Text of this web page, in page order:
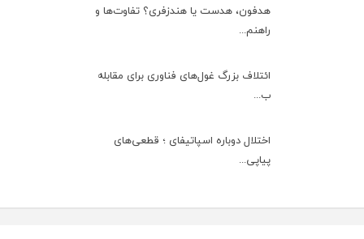
هدفون، هدست یا هندزفری؟ تفاوت‌ها و
راهنم...
ائتلاف بزرگ غول‌های فناوری برای مقابله
ب...
اختلال دوباره اسپاتیفای ؛ قطعی‌های
پیاپی...